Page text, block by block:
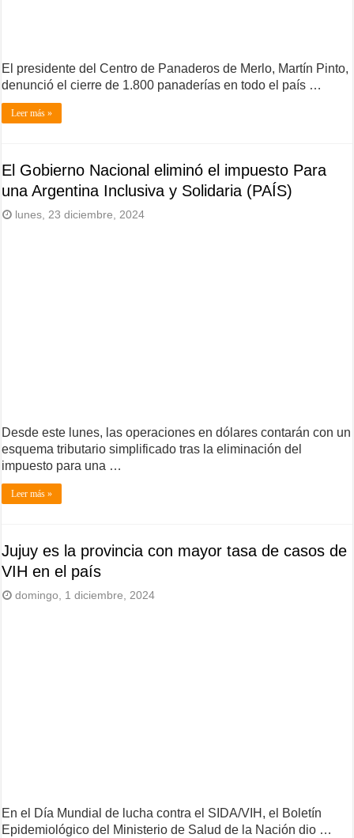
El presidente del Centro de Panaderos de Merlo, Martín Pinto,
denunció el cierre de 1.800 panaderías en todo el país …
Leer más »
El Gobierno Nacional eliminó el impuesto Para
una Argentina Inclusiva y Solidaria (PAÍS)
lunes, 23 diciembre, 2024
Desde este lunes, las operaciones en dólares contarán con un
esquema tributario simplificado tras la eliminación del
impuesto para una …
Leer más »
Jujuy es la provincia con mayor tasa de casos de
VIH en el país
domingo, 1 diciembre, 2024
En el Día Mundial de lucha contra el SIDA/VIH, el Boletín
Epidemiológico del Ministerio de Salud de la Nación dio …